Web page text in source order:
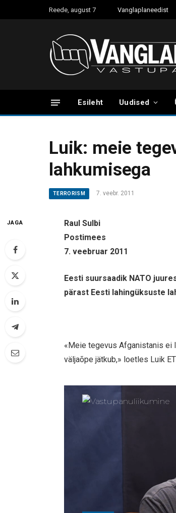
Reede, august 7 Vanglaplaneedist
Esileht Uudised
Luik: meie
lahkumisega
TERRORISM 7. veebr. 2011
JAGA
Raul Sulbi
Postimees
7. veebruar 2011
Eesti suursaadik NATO
pärast Eesti lahingüksuste
«Meie tegevus Afganistanis ei
väljaõpe jätkub,» loetles Luik